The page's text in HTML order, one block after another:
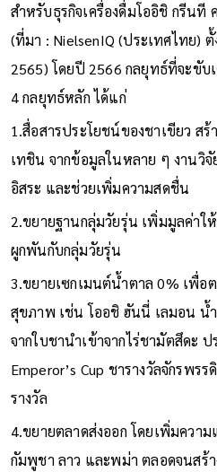
สำหรับธุรกิจเครื่องดื่มโออิชิ กรีนที
(ที่มา : NielsenIQ (ประเทศไทย)
2565) โดยปี 2566 กลยุทธ์ที่จะขับ
4 กลยุทธ์หลัก ได้แก่
1.สื่อสารประโยชน์ของชาเขียว ส
เทชิน จากข้อมูลในหลาย ๆ งานวิ
อิสระ และช่วยเพิ่มความสดชื่น
2.ขยายฐานกลุ่มวัยรุ่น เพิ่มมูลค่าใ
ผูกพันกับกลุ่มวัยรุ่น
3.ขยายเซกเมนต์น้ำตาล 0% เพื่อ
สุขภาพ เช่น โออชิ ฮันนี่ เลมอน น้
จากใบชานำเข้าจากไร่ชามัตสึดะ
Emperor’s Cup ชารางวัลจักรพ
รางวัล
4.ขยายตลาดส่งออก โดยเพิ่มควา
กัมพูชา ลาว และพม่า ตลอดจนสร้า